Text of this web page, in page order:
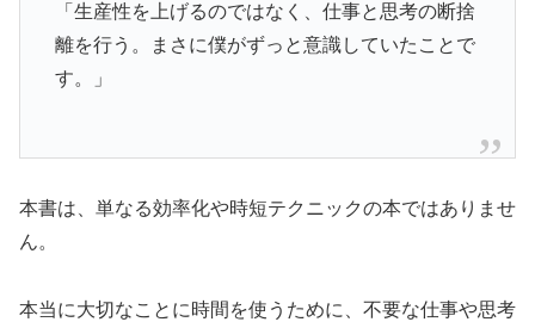
「生産性を上げるのではなく、仕事と思考の断捨
離を行う。まさに僕がずっと意識していたことで
す。」
本書は、単なる効率化や時短テクニックの本ではありませ
ん。
本当に大切なことに時間を使うために、不要な仕事や思考